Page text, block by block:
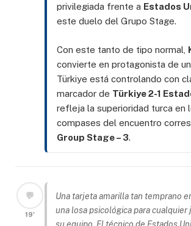
privilegiada frente a Estados
este duelo del Grupo Stage.
Con este tanto de tipo normal,
convierte en protagonista de
Türkiye está controlando con
marcador de Türkiye 2-1
refleja la superioridad turca en
compases del encuentro
Group Stage – 3.
💬
19'
Una tarjeta amarilla tan temprano
una losa psicológica para cualquier
su equipo. El técnico de Estados